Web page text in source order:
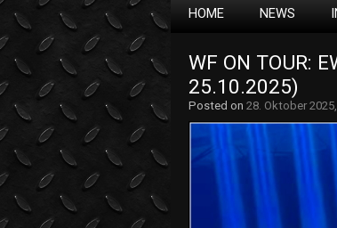
HOME NEWS
WF ON TOUR:
25.10.2025)
Posted on 28. Oktober